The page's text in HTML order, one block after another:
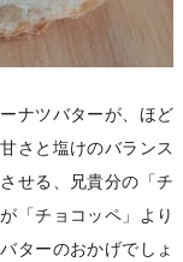
ナツバターが、ほど
さと塩けのバランス
せる、兄貴分の「チ
「チョコッペ」より
ターのおかげでしょ